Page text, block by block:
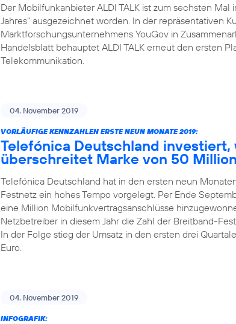
Der Mobilfunkanbieter ALDI TALK ist zum sechsten Mal
Jahres“ ausgezeichnet worden. In der repräsentativen
Marktforschungsunternehmens YouGov in
Handelsblatt behauptet ALDI TALK erneut den ersten
Telekommunikation.
04. November 2019
VORLÄUFIGE KENNZAHLEN ERSTE NEUN MONATE 2019:
Telefónica Deutschland
überschreitet Marke von 50
Telefónica Deutschland hat in den ersten neun
Festnetz ein hohes Tempo vorgelegt. Per Ende
eine Million Mobilfunkvertragsanschlüsse
Netzbetreiber in diesem Jahr die Zahl der Breitband-
In der Folge stieg der Umsatz in den ersten drei
Euro.
04. November 2019
INFOGRAFIK: